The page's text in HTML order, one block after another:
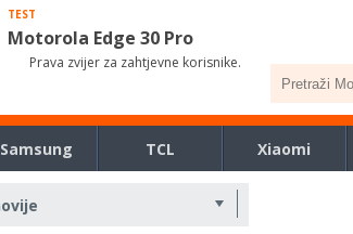
TEST
Motorola Edge 30 Pro
Prava zvijer za zahtjevne korisnike.
Samsung TCL Xiaomi